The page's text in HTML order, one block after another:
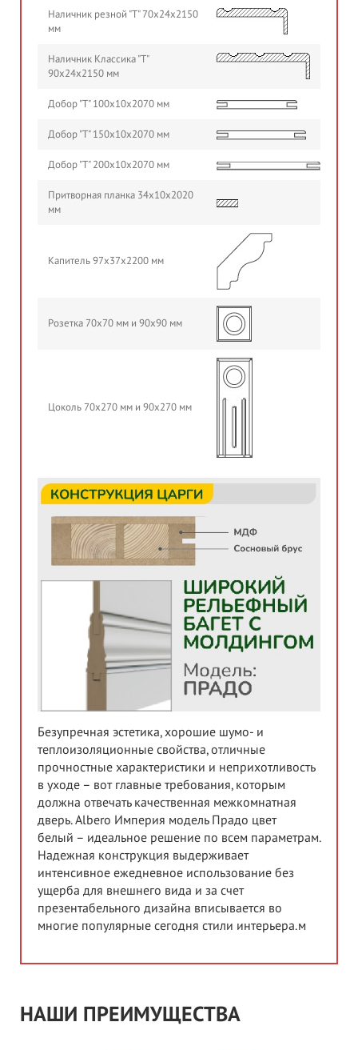
Наличник резной "Т" 70х24х2150
мм
Наличник Классика "Т"
90х24х2150 мм
Добор "Т" 100х10х2070 мм
Добор "Т" 150х10х2070 мм
Добор "Т" 200х10х2070 мм
Притворная планка 34х10х2020
мм
Капитель 97х37х2200 мм
Розетка 70х70 мм и 90х90 мм
Цоколь 70х270 мм и 90х270 мм
Безупречная эстетика, хорошие шумо- и
теплоизоляционные свойства, отличные
прочностные характеристики и неприхотливость
в уходе – вот главные требования, которым
должна отвечать качественная межкомнатная
дверь. Albero Империя модель Прадо цвет
белый – идеальное решение по всем параметрам.
Надежная конструкция выдерживает
интенсивное ежедневное использование без
ущерба для внешнего вида и за счет
презентабельного дизайна вписывается во
многие популярные сегодня стили интерьера.м
НАШИ ПРЕИМУЩЕСТВА